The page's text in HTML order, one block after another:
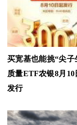
买宽基也能挑“尖子
质量ETF农银8月10
发行